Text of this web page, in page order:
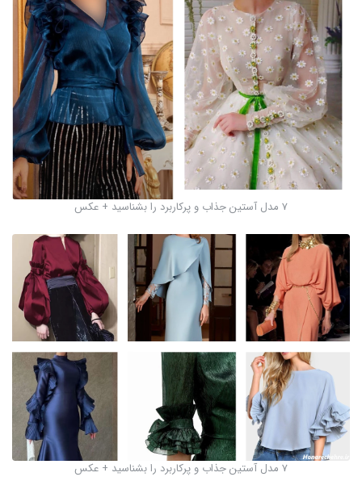
7 مدل آستین جذاب و پرکاربرد را بشناسید + عکس
7 مدل آستین جذاب و پرکاربرد را بشناسید + عکس